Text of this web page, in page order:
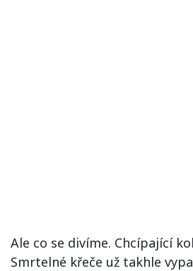
Ale co se divíme. Chcípající
Smrtelné křeče už takhle